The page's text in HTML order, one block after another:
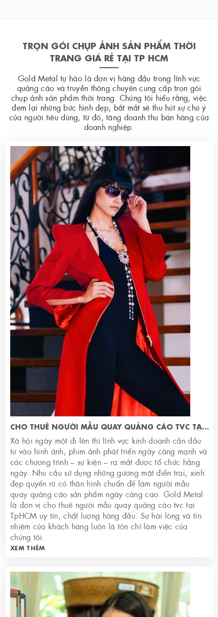
TRỌN GÓI CHỤP ẢNH SẢN PHẨM THỜI
TRANG GIÁ RẺ TẠI TP HCM
Gold Metal tự hào là đơn vị hàng đầu trong lĩnh vực
quảng cáo và truyền thông chuyên cung cấp trọn gói
chụp ảnh sản phẩm thời trang. Chúng tôi hiểu rằng, việc
đem lại những bức hình đẹp, bắt mắt sẽ thu hút sự chú ý
của người tiêu dùng, từ đó, tăng doanh thu bán hàng của
doanh nghiệp.
Xã hội ngày một đi lên thì lĩnh vực kinh doanh cần đầu
tư vào hình ảnh, phim ảnh phát triển ngày càng mạnh và
các chương trình – sự kiện – ra mắt được tổ chức hằng
ngày. Nhu cầu sử dụng những gương mặt điển trai, xinh
đẹp quyến rũ có thân hình chuẩn để làm người mẫu
quay quảng cáo sản phẩm ngày càng cao. Gold Metal
là đơn vị cho thuê người mẫu quay quảng cáo tvc tại
TpHCM uy tín, chất lượng hàng đầu. Sự hài lòng và tín
nhiệm của khách hàng luôn là tôn chỉ làm việc của
chúng tôi.
XEM THÊM